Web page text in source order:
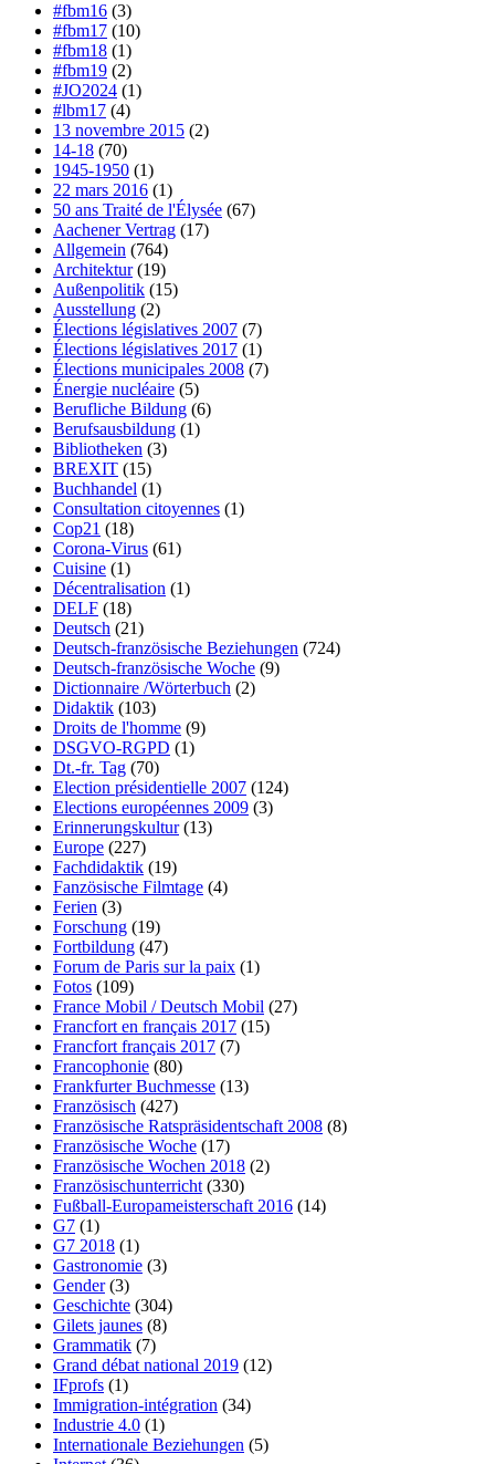
#fbm16 (3)
#fbm17 (10)
#fbm18 (1)
#fbm19 (2)
#JO2024 (1)
#lbm17 (4)
13 novembre 2015 (2)
14-18 (70)
1945-1950 (1)
22 mars 2016 (1)
50 ans Traité de l'Élysée (67)
Aachener Vertrag (17)
Allgemein (764)
Architektur(19)
Außenpolitik (15)
Ausstellung (2)
Élections législatives 2007 (7)
Élections législatives 2017 (1)
Élections municipales 2008 (7)
Énergie nucléaire (5)
Berufliche Bildung (6)
Berufsausbildung (1)
Bibliotheken (3)
BREXIT (15)
Buchhandel (1)
Consultation citoyennes (1)
Cop21 (18)
Corona-Virus (61)
Cuisine (1)
Décentralisation (1)
DELF (18)
Deutsch (21)
Deutsch-französische Beziehungen (724)
Deutsch-französische Woche (9)
Dictionnaire /Wörterbuch (2)
Didaktik (103)
Droits de l'homme (9)
DSGVO-RGPD (1)
Dt.-fr. Tag (70)
Election présidentielle 2007 (124)
Elections européennes 2009 (3)
Erinnerungskultur(13)
Europe (227)
Fachdidaktik (19)
Fanzösische Filmtage (4)
Ferien (3)
Forschung (19)
Fortbildung (47)
Forum de Paris sur la paix (1)
Fotos (109)
France Mobil / Deutsch Mobil (27)
Francfort en français 2017 (15)
Francfort français 2017 (7)
Francophonie (80)
Frankfurter Buchmesse (13)
Französisch (427)
Französische Ratspräsidentschaft 2008 (8)
Französische Woche (17)
Französische Wochen 2018 (2)
Französischunterricht (330)
Fußball-Europameisterschaft 2016 (14)
G7 (1)
G7 2018 (1)
Gastronomie (3)
Gender(3)
Geschichte (304)
Gilets jaunes (8)
Grammatik (7)
Grand débat national 2019 (12)
IFprofs (1)
Immigration-intégration (34)
Industrie 4.0 (1)
Internationale Beziehungen (5)